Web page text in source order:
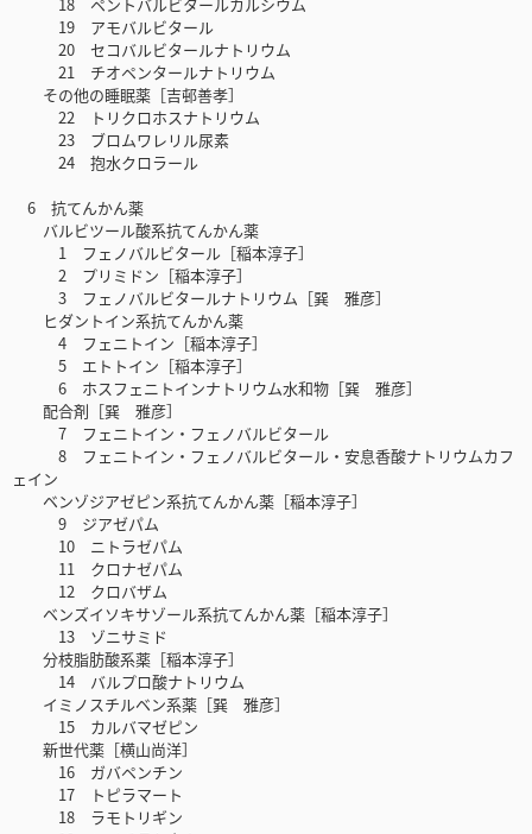
19 アモバルビタール
20 セコバルビタールナトリウム
21 チオペンタールナトリウム
その他の睡眠薬［吉邨善孝］
22 トリクロホスナトリウム
23 ブロムワレリル尿素
24 抱水クロラール
6 抗てんかん薬
バルビツール酸系抗てんかん薬
1 フェノバルビタール［稲本淳子］
2 プリミドン［稲本淳子］
3 フェノバルビタールナトリウム［巽 雅彦］
ヒダントイン系抗てんかん薬
4 フェニトイン［稲本淳子］
5 エトトイン［稲本淳子］
6 ホスフェニトインナトリウム水和物［巽 雅彦］
配合剤［巽 雅彦］
7 フェニトイン・フェノバルビタール
8 フェニトイン・フェノバルビタール・安息香酸ナトリウムカフ
ェイン
ベンゾジアゼピン系抗てんかん薬［稲本淳子］
9 ジアゼパム
10 ニトラゼパム
11 クロナゼパム
12 クロバザム
ベンズイソキサゾール系抗てんかん薬［稲本淳子］
13 ゾニサミド
分枝脂肪酸系薬［稲本淳子］
14 バルプロ酸ナトリウム
イミノスチルベン系薬［巽 雅彦］
15 カルバマゼピン
新世代薬［横山尚洋］
16 ガバペンチン
17 トピラマート
18 ラモトリギン